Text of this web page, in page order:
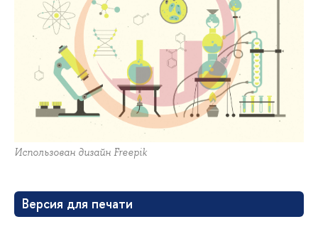
Использован дизайн Freepik
Версия для печати